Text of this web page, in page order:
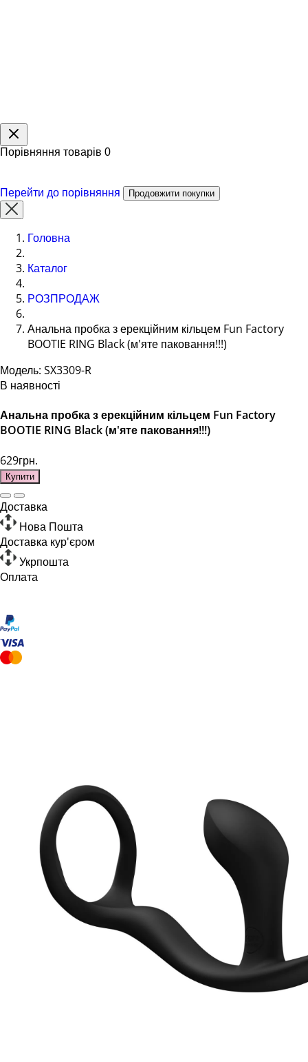
Порівняння товарів 0
Перейти до порівняння Продовжити покупки
Головна
Каталог
РОЗПРОДАЖ
Анальна пробка з ерекційним кільцем Fun Factory
BOOTIE RING Black (м'яте паковання!!!)
Модель: SX3309-R
В наявності
Анальна пробка з ерекційним кільцем Fun Factory
BOOTIE RING Black (м'яте паковання!!!)
629грн.
Купити
Доставка
Нова Пошта
Доставка кур'єром
Укрпошта
Оплата